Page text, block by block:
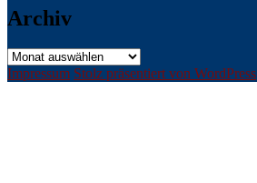
Archiv
Archiv
Impressum Stolz präsentiert von WordPress